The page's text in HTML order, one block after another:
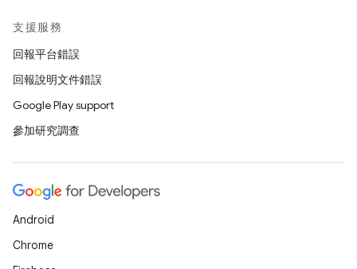
支援服務
回報平台錯誤
回報說明文件錯誤
Google Play support
參加研究調查
Android
Chrome